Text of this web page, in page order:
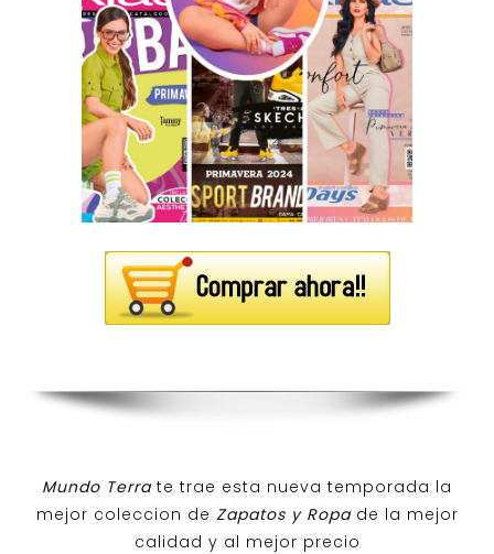
Mundo Terra te trae esta nueva temporada la
mejor coleccion de Zapatos y Ropa de la mejor
calidad y al mejor precio